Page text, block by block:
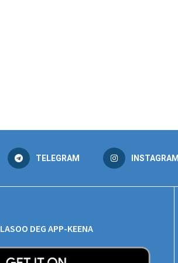
TELEGRAM INSTAGRAM
LASOO DEG APP-KEENA